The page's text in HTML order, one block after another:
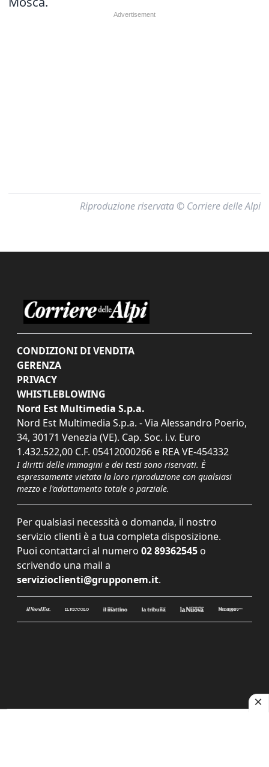
Riproduzione riservata © Corriere delle Alpi
CONDIZIONI DI VENDITA
GERENZA
PRIVACY
WHISTLEBLOWING
Nord Est Multimedia S.p.a.
Nord Est Multimedia S.p.a. - Via Alessandro Poerio,
34, 30171 Venezia (VE). Cap. Soc. i.v. Euro
1.432.522,00 C.F. 05412000266 e REA VE-454332
I diritti delle immagini e dei testi sono riservati. È
espressamente vietata la loro riproduzione con qualsiasi
mezzo e l'adattamento totale o parziale.
Per qualsiasi necessità o domanda, il nostro
servizio clienti è a tua completa disposizione.
Puoi contattarci al numero 02 89362545 o
scrivendo una mail a
servizioclienti@grupponem.it.